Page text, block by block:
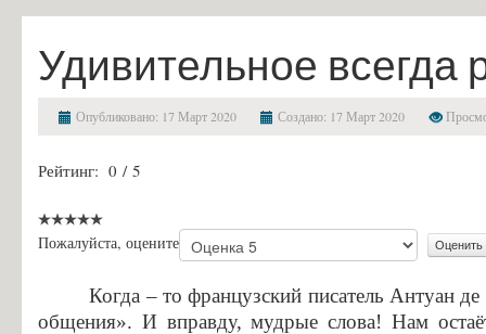
Вакантные места для приема (перевода) обучающихся
Организация питания в образовательной организации
Абитуриенту
Условия приема на обучение по договорам на оказание платных
Удивительное
Опубликовано: 17 Март 2020 Создано: 17 Март 2020
Рейтинг: 0 / 5
Пожалуйста, оцените
Когда – то французский писатель Антуан
общения». И вправду, мудрые слова! Нам